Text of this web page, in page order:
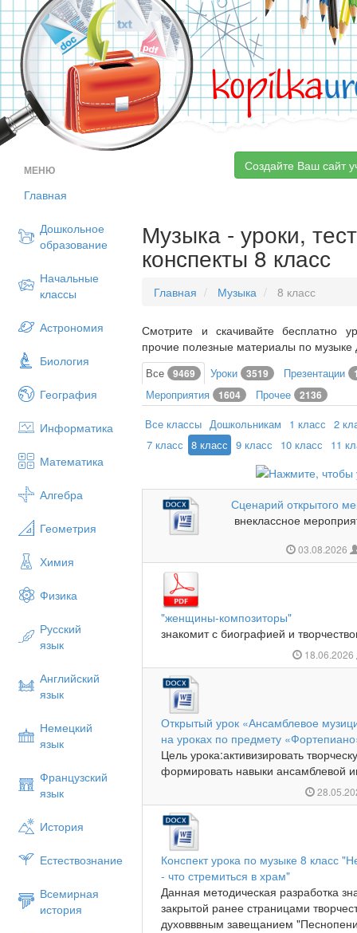
kopilka
МЕНЮ
Главная
Дошкольное
образование
Начальные
классы
Астрономия
Биология
География
Информатика
Математика
Алгебра
Геометрия
Химия
Физика
Русский
язык
Английский
язык
Немецкий
язык
Французский
язык
История
Естествознание
Всемирная
история
Создайте Ваш сайт
Музыка - уроки,
конспекты 8 класс
Главная Музыка 8 класс
Смотрите и скачивайте бесплатно
прочие полезные материалы по музыке
Все 9469 Уроки 3519 Презентации
Мероприятия 1604 Прочее 2136
Все классы Дошкольникам 1 класс 2
7 класс 8 класс 9 класс 10 класс 11
Сценарий открытого
внеклассное
03.08.2026
"женщины-композиторы"
знакомит с биографией и
18.06.2026
Открытый урок «Ансамблевое
на уроках по предмету
Цель урока:активизировать
формировать навыки ансамблевой
Конспект урока по музыке 8 класс
- что стремиться в храм"
Данная методическая разработка
закрытой ранее страницами
духовввным завещанием